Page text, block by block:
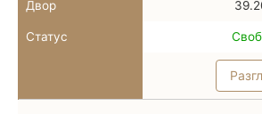
Двор
Статус